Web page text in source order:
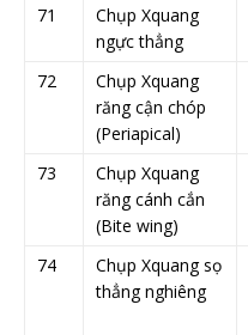
71
Chụp Xquang
ngực thẳng
72
Chụp Xquang
răng cận chóp
(Periapical)
73
Chụp Xquang
răng cánh cắn
(Bite wing)
74
Chụp Xquang sọ
thẳng nghiêng